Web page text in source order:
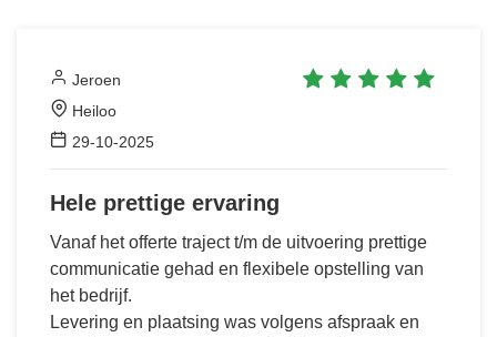
Jeroen
Heiloo
29-10-2025
Hele prettige ervaring
Vanaf het offerte traject t/m de uitvoering prettige
communicatie gehad en flexibele opstelling van
het bedrijf.
Levering en plaatsing was volgens afspraak en